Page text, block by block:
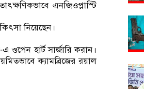
এনজিওপ্লাস্টি
নিয়েছেন।
ওপেন হার্ট সার্জারি করান।
ক্যামব্রিজের রয়াল